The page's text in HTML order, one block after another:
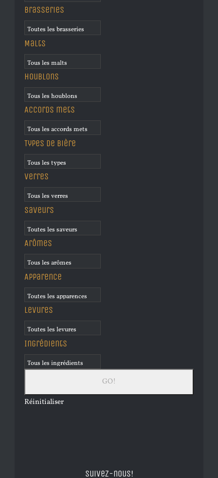
Brasseries
Malts
Houblons
Accords mets
Types de bière
Verres
Saveurs
Arômes
Apparence
Levures
Ingrédients
Réinitialiser
Suivez-nous!